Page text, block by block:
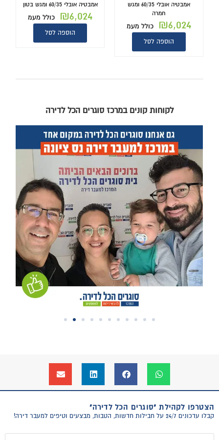
אמבטיה אובלי 60/35 ומגש
חמרה
₪6,024 כולל מעמ
הוספה לסל
אמבטיה אובלי 60/35 ומגש בטון
₪6,024 כולל מעמ
הוספה לסל
לקוחות קונים במרכז סוגרים הכל לדירה
הצטרפו לקהילת "סוגרים הכל לדירה"
קבלו עדכונים 24/7 על חבילות חדשות, הטבות, מבצעים וטיפים למעבר דירה!